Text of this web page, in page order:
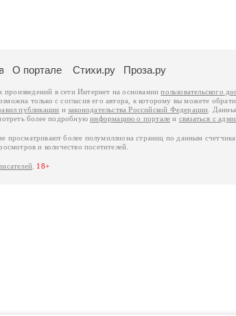
О портале Стихи.ру Проза.ру
произведений в сети Интернет на основаниипользовательского
только с согласия его автора, к которому вы можете
публикации изаконодательства Российской Федерации .
более подробнуюинформацию о портале и связаться с
более полумиллиона страниц по данным
и количество посетителей.
18+